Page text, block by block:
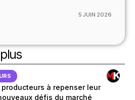
5 JUIN 2026
à repenser leur
défis du marché